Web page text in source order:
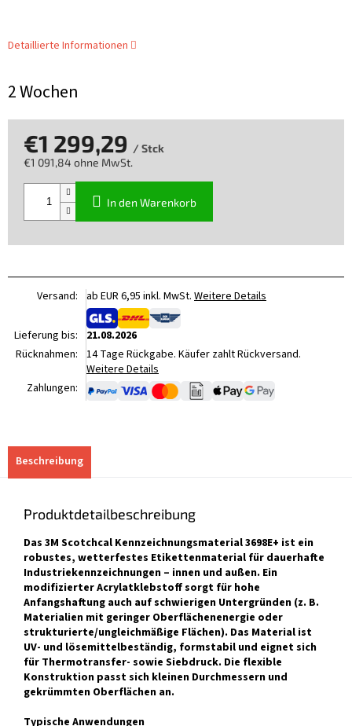
2 Wochen
Detaillierte Informationen
€1 299,29 / Stck
€1 091,84 ohne MwSt.
In den Warenkorb
Versand: ab EUR 6,95 inkl. MwSt. Weitere Details
Lieferung bis:
21.08.2026
Rücknahmen: 14 Tage Rückgabe. Käufer zahlt Rückversand.
Weitere Details
Zahlungen:
Beschreibung
Produktdetailbeschreibung
Das 3M Scotchcal Kennzeichnungsmaterial 3698E+ ist ein
robustes, wetterfestes Etikettenmaterial für dauerhafte
Industriekennzeichnungen – innen und außen. Ein
modifizierter Acrylatklebstoff sorgt für hohe
Anfangshaftung auch auf schwierigen Untergründen (z. B.
Materialien mit geringer Oberflächenenergie oder
strukturierte/ungleichmäßige Flächen). Das Material ist
UV- und lösemittelbeständig, formstabil und eignet sich
für Thermotransfer- sowie Siebdruck. Die flexible
Konstruktion passt sich kleinen Durchmessern und
gekrümmten Oberflächen an.
Typische Anwendungen